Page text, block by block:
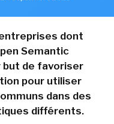
dont
Semantic
but de favoriser
pour utiliser
dans des
différents.